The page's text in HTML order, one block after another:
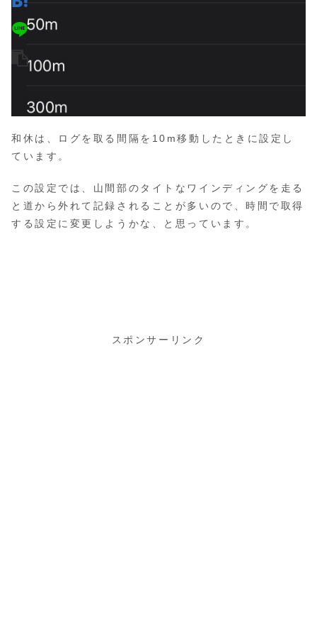
和休は、ログを取る間隔を10m移動したときに設定し
ています。
この設定では、山間部のタイトなワインディングを走る
と道から外れて記録されることが多いので、時間で取得
する設定に変更しようかな、と思っています。
スポンサーリンク